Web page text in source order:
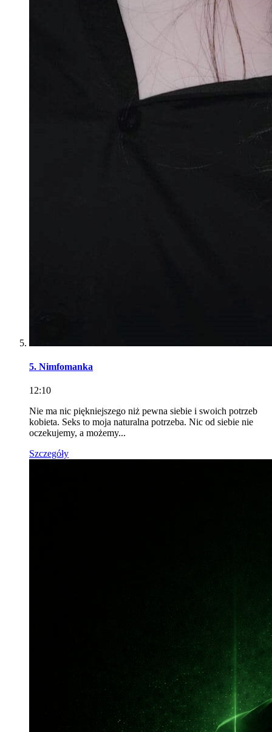
5. Nimfomanka
12:10
Nie ma nic piękniejszego niż pewna siebie i swoich potrzeb
kobieta. Seks to moja naturalna potrzeba. Nic od siebie nie
oczekujemy, a możemy...
Szczegóły